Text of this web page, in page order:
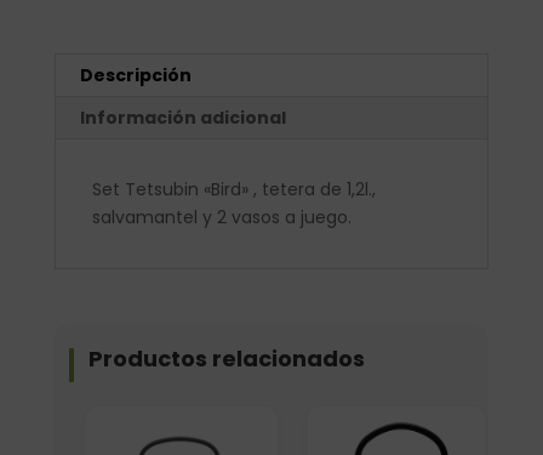
Descripción
Información adicional
Set Tetsubin «Bird» , tetera de 1,2l.,
salvamantel y 2 vasos a juego.
Productos relacionados